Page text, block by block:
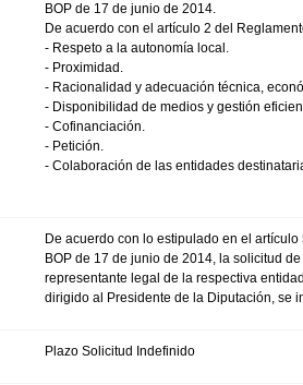
BOP de 17 de junio de 2014.
De acuerdo con el artículo 2 del
- Respeto a la autonomía local.
- Proximidad.
- Racionalidad y adecuación técnica,
- Disponibilidad de medios y gestión
- Cofinanciación.
- Petición.
- Colaboración de las entidades
De acuerdo con lo estipulado en el
BOP de 17 de junio de 2014, la solicitud
representante legal de la respectiva
dirigido al Presidente de la Diputación, se
Plazo Solicitud Indefinido